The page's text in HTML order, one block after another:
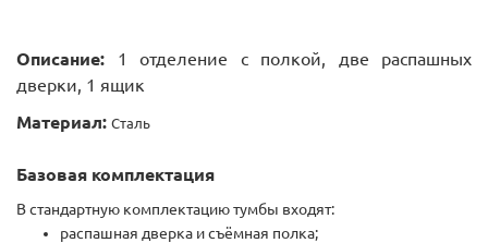
Описание: 1 отделение с полкой, две распашных
дверки, 1 ящик
Материал: Сталь
Базовая комплектация
В стандартную комплектацию тумбы входят:
распашная дверка и съёмная полка;